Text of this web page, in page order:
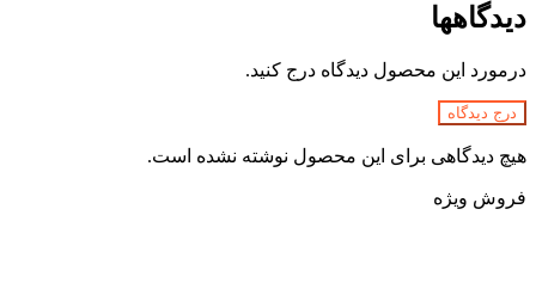
دیدگاهها
درمورد این محصول دیدگاه درج کنید.
درج دیدگاه
هیچ دیدگاهی برای این محصول نوشته نشده است.
فروش ویژه